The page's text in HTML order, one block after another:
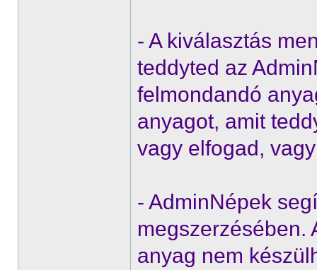
- A kiválasztás
teddyted az
felmondandó
anyagot, amit
vagy elfogad,
- AdminNépek
megszerzésében.
anyag nem